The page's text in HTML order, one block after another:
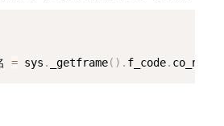
= sys . _getframe( ) . f_code.